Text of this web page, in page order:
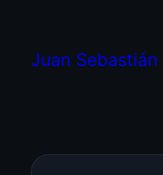
Juan Sebastián